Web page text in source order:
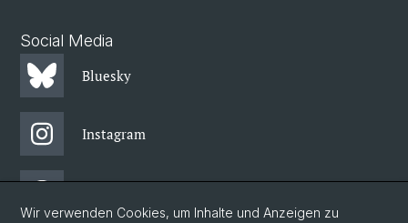
Social Media
Bluesky
Instagram
Wir verwenden Cookies, um Inhalte und Anzeigen zu